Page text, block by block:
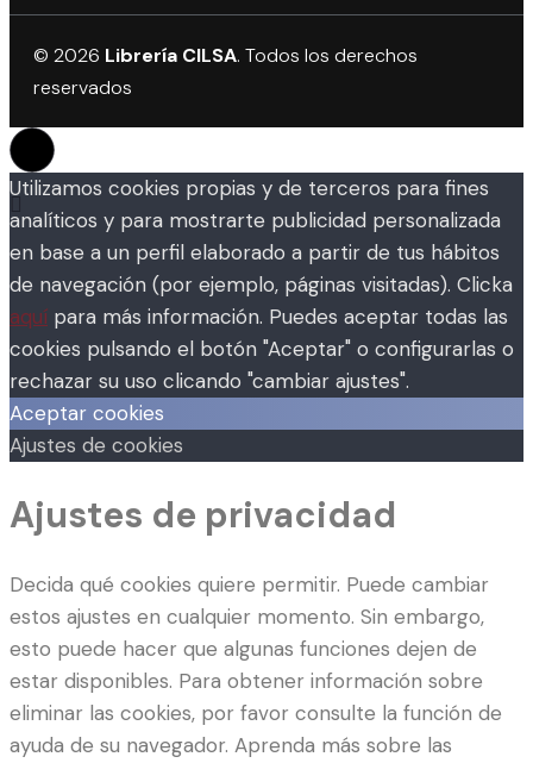
© 2026 Librería CILSA. Todos los derechos
reservados
Utilizamos cookies propias y de terceros para fines
analíticos y para mostrarte publicidad personalizada
en base a un perfil elaborado a partir de tus hábitos
de navegación (por ejemplo, páginas visitadas). Clicka
aquí para más información. Puedes aceptar todas las
cookies pulsando el botón "Aceptar" o configurarlas o
rechazar su uso clicando "cambiar ajustes".
Aceptar cookies
Ajustes de cookies
Ajustes de privacidad
Decida qué cookies quiere permitir. Puede cambiar
estos ajustes en cualquier momento. Sin embargo,
esto puede hacer que algunas funciones dejen de
estar disponibles. Para obtener información sobre
eliminar las cookies, por favor consulte la función de
ayuda de su navegador. Aprenda más sobre las